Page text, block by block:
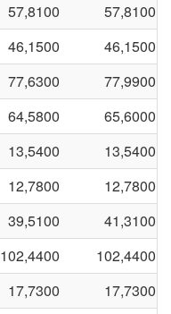
57,8100
57,8100
46,1500
46,1500
77,6300
77,9900
64,5800
65,6000
13,5400
13,5400
12,7800
12,7800
39,5100
41,3100
102,4400
102,4400
17,7300
17,7300